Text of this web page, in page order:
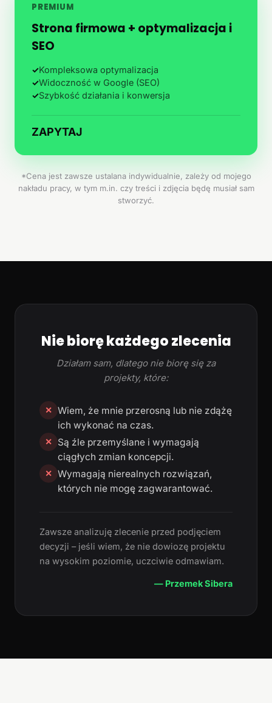
PREMIUM
Strona firmowa + optymalizacja i
SEO
✓Kompleksowa optymalizacja
✓Widoczność w Google (SEO)
✓Szybkość działania i konwersja
ZAPYTAJ
*Cena jest zawsze ustalana indywidualnie, zależy od mojego
nakładu pracy, w tym m.in. czy treści i zdjęcia będę musiał sam
stworzyć.
Nie biorę każdego zlecenia
Działam sam, dlatego nie biorę się za
projekty, które:
✕ Wiem, że mnie przerosną lub nie zdążę
ich wykonać na czas.
✕
Są źle przemyślane i wymagają
ciągłych zmian koncepcji.
✕ Wymagają nierealnych rozwiązań,
których nie mogę zagwarantować.
Zawsze analizuję zlecenie przed podjęciem
decyzji – jeśli wiem, że nie dowiozę projektu
na wysokim poziomie, uczciwie odmawiam.
— Przemek Sibera